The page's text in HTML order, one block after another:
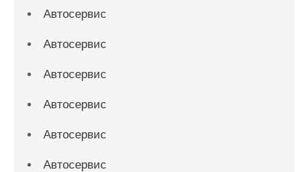
Автосервис
Автосервис
Автосервис
Автосервис
Автосервис
Автосервис